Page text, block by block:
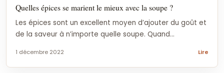
Quelles épices se marient le mieux avec la soupe ?
Les épices sont un excellent moyen d’ajouter du goût et
de la saveur à n’importe quelle soupe. Quand...
1 décembre 2022 Lire